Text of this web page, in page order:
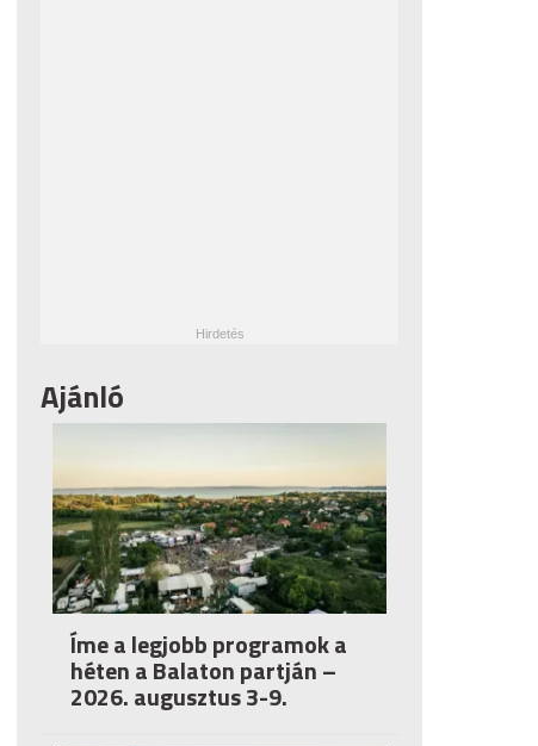
Ajánló
Íme a legjobb programok a
héten a Balaton partján –
2026. augusztus 3-9.